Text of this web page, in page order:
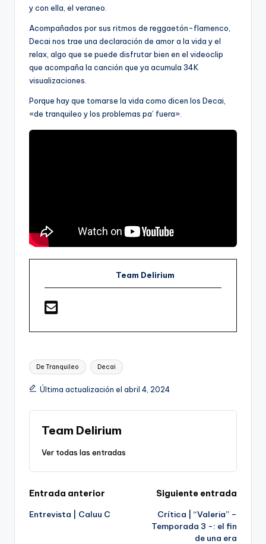
y con ella, el veraneo.
Acompañados por sus ritmos de reggaetón-flamenco,
Decai nos trae una declaración de amor a la vida y el
relax, algo que se puede disfrutar bien en el videoclip
que acompaña la canción que ya acumula 34K
visualizaciones.
Porque hay que tomarse la vida como dicen los Decai,
«de tranquileo y los problemas pa’ fuera».
Team Delirium
Etiquetas:
De Tranquileo Decai
Última actualización el abril 4, 2024
Team Delirium
Ver todas las entradas
Navegación
de
Entrada anterior
Entrevista | Caluu C
Siguiente entrada
Crítica | “Valeria” –
Temporada 3 -: el fin
de una era